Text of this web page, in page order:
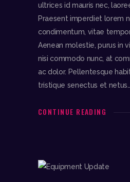
ultrices id mauris nec,
Praesent imperdiet lorem
condimentum, vitae
Aenean molestie, purus in
nisi commodo nunc, at
ac dolor. Pellentesque
tristique senectus et netus…
CONTINUE READING